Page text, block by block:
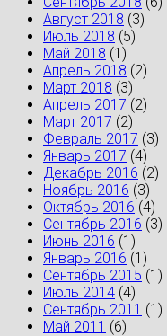
Август 2018 (3)
Июль 2018 (5)
Май 2018 (1)
Апрель 2018 (2)
Март 2018 (3)
Апрель 2017 (2)
Март 2017 (2)
Февраль 2017 (3)
Январь 2017 (4)
Декабрь 2016 (2)
Ноябрь 2016 (3)
Октябрь 2016 (4)
Сентябрь 2016 (3)
Июнь 2016 (1)
Январь 2016 (1)
Сентябрь 2015 (1)
Июль 2014 (4)
Сентябрь 2011 (1)
Май 2011 (6)